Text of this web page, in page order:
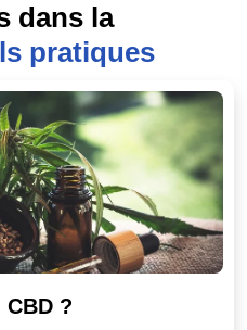
dans la
pratiques
?